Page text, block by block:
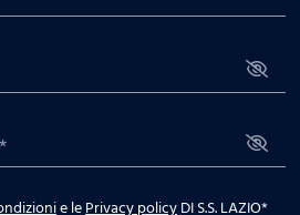
e lePrivacy policyDI S.S. LAZIO*